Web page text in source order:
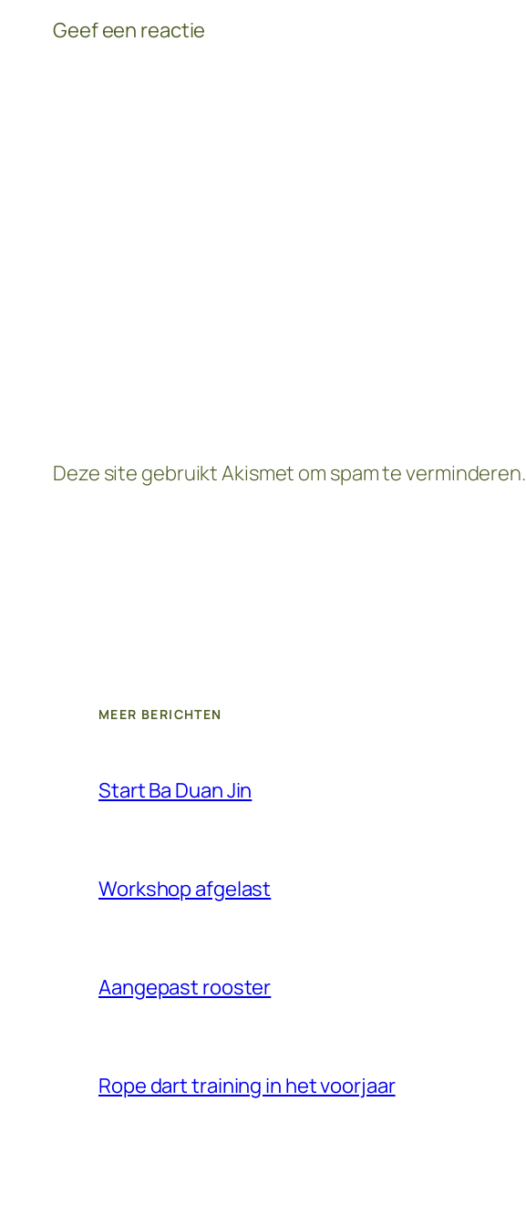
Geef een reactie
Deze site gebruikt Akismet om spam te verminderen.
MEER BERICHTEN
Start Ba Duan Jin
Workshop afgelast
Aangepast rooster
Rope dart training in het voorjaar